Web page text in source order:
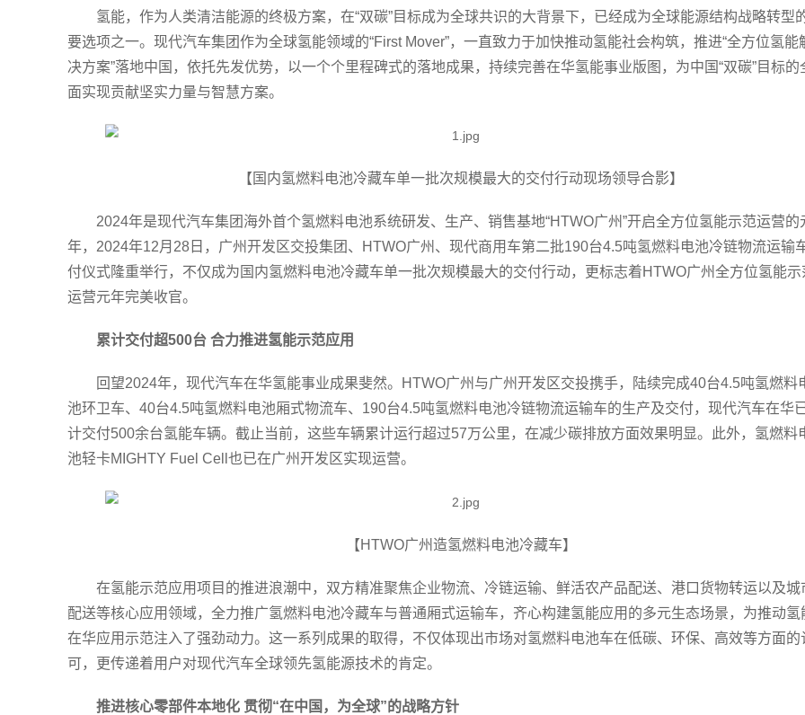
氢能，作为人类清洁能源的终极方案，在“双碳”目标成为全球共识的大背景下，已经成为全球能源结构战略转型
要选项之一。现代汽车集团作为全球氢能领域的“First Mover”，一直致力于加快推动氢能社会构筑，推进“全方位氢能
决方案”落地中国，依托先发优势，以一个个里程碑式的落地成果，持续完善在华氢能事业版图，为中国“双碳”目标的
面实现贡献坚实力量与智慧方案。
【国内氢燃料电池冷藏车单一批次规模最大的交付行动现场领导合影】
2024年是现代汽车集团海外首个氢燃料电池系统研发、生产、销售基地“HTWO广州”开启全方位氢能示范运营的
年，2024年12月28日，广州开发区交投集团、HTWO广州、现代商用车第二批190台4.5吨氢燃料电池冷链物流运输
付仪式隆重举行，不仅成为国内氢燃料电池冷藏车单一批次规模最大的交付行动，更标志着HTWO广州全方位氢能示
运营元年完美收官。
累计交付超500台 合力推进氢能示范应用
回望2024年，现代汽车在华氢能事业成果斐然。HTWO广州与广州开发区交投携手，陆续完成40台4.5吨氢燃料
池环卫车、40台4.5吨氢燃料电池厢式物流车、190台4.5吨氢燃料电池冷链物流运输车的生产及交付，现代汽车在华
计交付500余台氢能车辆。截止当前，这些车辆累计运行超过57万公里，在减少碳排放方面效果明显。此外，氢燃料
池轻卡MIGHTY Fuel Cell也已在广州开发区实现运营。
【HTWO广州造氢燃料电池冷藏车】
在氢能示范应用项目的推进浪潮中，双方精准聚焦企业物流、冷链运输、鲜活农产品配送、港口货物转运以及城
配送等核心应用领域，全力推广氢燃料电池冷藏车与普通厢式运输车，齐心构建氢能应用的多元生态场景，为推动氢
在华应用示范注入了强劲动力。这一系列成果的取得，不仅体现出市场对氢燃料电池车在低碳、环保、高效等方面的
可，更传递着用户对现代汽车全球领先氢能源技术的肯定。
推进核心零部件本地化 贯彻“在中国，为全球”的战略方针